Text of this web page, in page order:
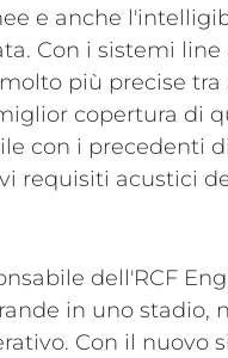
e anche
Con i sistemi line
più precise tra
copertura di
con i precedenti
requisiti acustici
dell'RCF
in uno stadio,
Con il nuovo